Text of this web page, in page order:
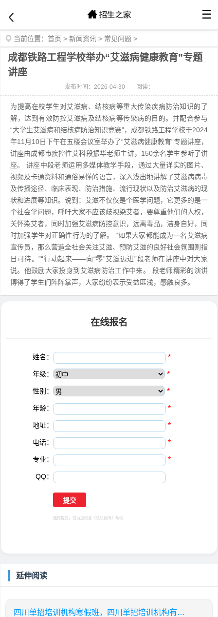
☰
当前位置： 首页 > 新闻资讯 > 常见问题 >
成都铁路工程学校举办“艾滋病健康教育”专题
讲座
发布时间：2026-04-30 阅读：
为提高在校学生对艾滋病、结核病等重大传染疾病防治知识的了
解，达到有效防控艾滋病及结核病等传染病的目的。并配合参与
“大学生艾滋病和结核病防治知识竞赛”，成都铁路工程学校于2024
年11月10日下午在五楼会议室举办了“艾滋病健康教育”专题讲座，
讲座由成都市疾控性艾科段振华老师主讲，150余名学生参听了讲
座。 讲座中段老师运用多媒体教学手段，通过大量详实的图片、
视频及卡通资料和通俗易懂的语言，深入浅出地讲解了艾滋病病毒
及传播途径、临床表现、防治措施、流行现状以及防治艾滋病的现
状和进展等知识。说到：艾滋不仅仅是个医学问题，它更多的是一
个社会学问题，呼吁大家不应该歧视染艾者，要尊重他们的人权，
关怀染艾者，同时加强艾滋病防控意识，远离毒品，洁身自好，同
时加强学生对正确性行为的了解。 “如果大家都能成为一名艾滋病
宣传员，那么营造全社会关注艾滋、预防艾滋的良好社会氛围则指
日可待。”“行动起来——向“零”艾滋迈进”段老师在讲座中对大家
说。他鼓励大家投身到艾滋病防治工作中来。 段老师精彩的演讲
博得了学生们阵阵掌声，大家纷纷表示受益匪浅，感触良多。
在线报名
姓名： *
年级： *
性别： *
年龄： *
地址： *
电话： *
专业： *
QQ：
选择提交，视为您同意 《隐私保障》 条例
延伸阅读
四川单招培训机构寒假班，四川单招培训机构有哪些